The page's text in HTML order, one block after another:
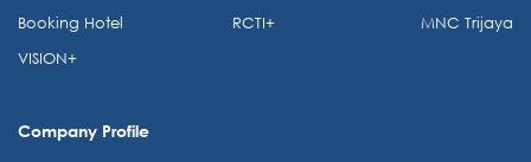
Booking Hotel
VISION+
RCTI+
MNC Trijaya
Company Profile